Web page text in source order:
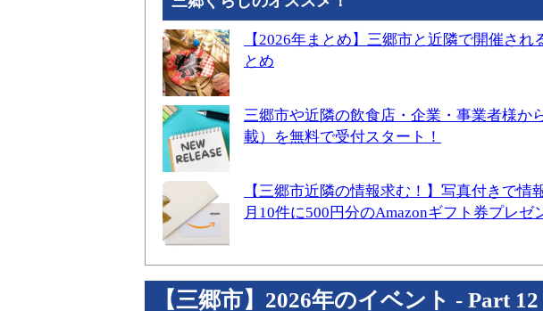
【2026年まとめ】三郷市と近隣で開催さ
とめ
三郷市や近隣の飲食店・企業・事業者様か
載）を無料で受付スタート！
【三郷市近隣の情報求む！】写真付きで
月10件に500円分のAmazonギフト券プレゼ
【三郷市】2026年のイベント - Part 12